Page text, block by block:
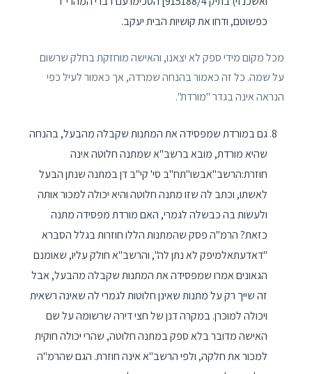
כפשוטם, ודחו את קושיות הבית יעקב.
מכל מקום מידי ספק לא יצאנו, והאישה מוחזקת בחלק שרשום
על שמה. כל זה כאמור בהנחה שמרדה, אך כאמור לעיל כפי
הנראה אינה בגדר "מורדת".
גם במורדת שמפסידה את המתנות שקבלה מהבעל, בהנחה
שהיא מורדת, מובא ברשב"א שמתנה חלוטה אינה
חוזרת:הרשב"אבשו"תח"ב סי' קי"ב דן במתנה שנתן הבעל
לאשתו, וכתב לה שזו מתנה חלוטה והיא יכולה למכור אותה
ולעשות בה כבשלה לגמרי, האם מורדת מפסידה מתנה
כזאת? הרמ"ה פסק שהמתנות הללו חוזרות בגלל הסברא
"דאדעתאלמיפק לא נתן לה", והרשב"א חולק עליו, שאומנם
הגאונים אמרו שמפסידה את המתנות שקבלה מהבעל, אבל
זה שייך רק על מתנות שאינן חלוטות לגמרי לה שאינה רשאית
ויכולה למוכרן. במקרה דנן של חצי דירה שרשומה על שם
האישה מדובר בלא ספק במתנה חלוטה, שהרי יכולה חוקית
למכור את חלקה, ולפי הרשב"א אינה חוזרת. הגם שהרמ"ה